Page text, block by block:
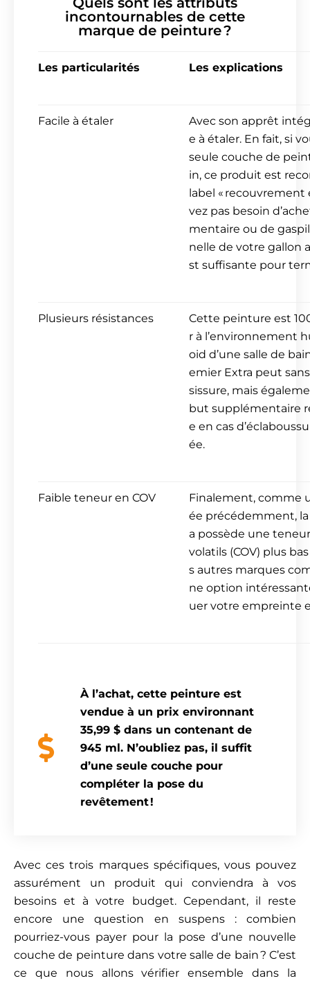
incontournables de cette
marque de peinture ?
Les particularités Les explications
Facile à étaler
Avec son apprêt
e à étaler. En fait, si
seule couche de
in, ce produit est
label « recouvrement
vez pas besoin
mentaire ou de
nelle de votre gallon
st suffisante pour
Plusieurs résistances
Cette peinture est
r à l’environnement
oid d’une salle de
emier Extra peut
sissure, mais
but supplémentaire
e en cas
ée.
Faible teneur en COV
Finalement, comme
ée précédemment,
a possède une
volatils (COV) plus
s autres marques
ne option
uer votre empreinte
À l’achat, cette peinture est
vendue à un prix environnant
35,99 $ dans un contenant de
945 ml. N’oubliez pas, il suffit
d’une seule couche pour
compléter la pose du
revêtement !
Avec ces trois marques spécifiques, vous pouvez
assurément un produit qui conviendra à vos
besoins et à votre budget. Cependant, il reste
encore une question en suspens : combien
pourriez-vous payer pour la pose d’une nouvelle
couche de peinture dans votre salle de bain ? C’est
ce que nous allons vérifier ensemble dans la